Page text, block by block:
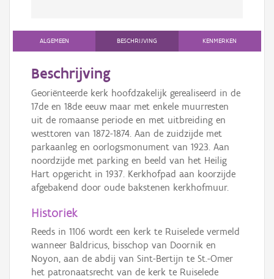
ALGEMEEN BESCHRIJVING KENMERKEN
Beschrijving
Georiënteerde kerk hoofdzakelijk gerealiseerd in de
17de en 18de eeuw maar met enkele muurresten
uit de romaanse periode en met uitbreiding en
westtoren van 1872-1874. Aan de zuidzijde met
parkaanleg en oorlogsmonument van 1923. Aan
noordzijde met parking en beeld van het Heilig
Hart opgericht in 1937. Kerkhofpad aan koorzijde
afgebakend door oude bakstenen kerkhofmuur.
Historiek
Reeds in 1106 wordt een kerk te Ruiselede vermeld
wanneer Baldricus, bisschop van Doornik en
Noyon, aan de abdij van Sint-Bertijn te St.-Omer
het patronaatsrecht van de kerk te Ruiselede